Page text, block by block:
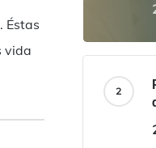
Éstas
vida